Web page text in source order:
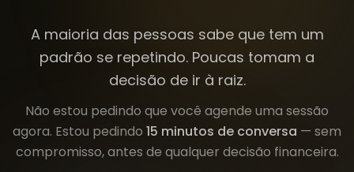
A maioria das pessoas sabe que tem um
padrão se repetindo. Poucas tomam a
decisão de ir à raiz.
Não estou pedindo que você agende uma sessão
agora. Estou pedindo 15 minutos de conversa — sem
compromisso, antes de qualquer decisão financeira.